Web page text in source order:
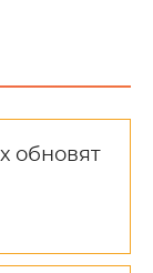
обновят